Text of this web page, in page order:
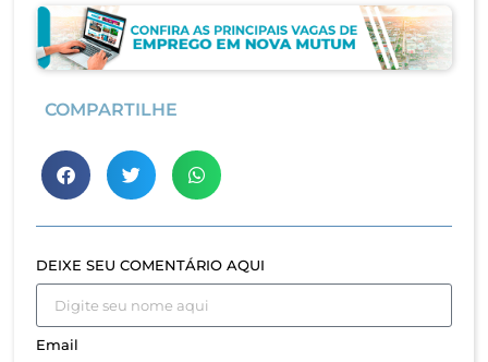
COMPARTILHE
DEIXE SEU COMENTÁRIO AQUI
Email